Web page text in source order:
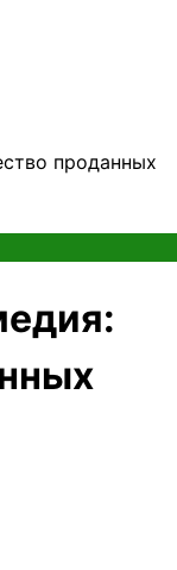
проданных